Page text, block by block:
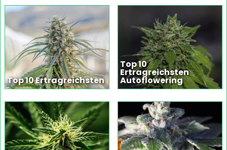
Top 10 Ertragreichsten
Top 10
Ertragreichsten
Autoflowering